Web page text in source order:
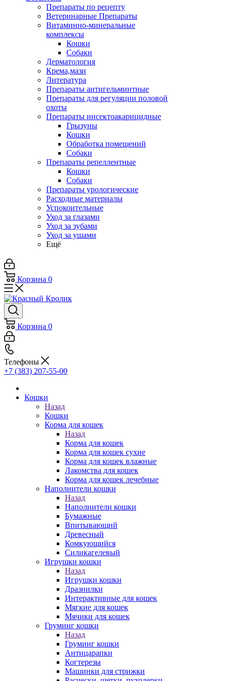
Препараты по рецепту
Ветеринарные Препараты
Витаминно-минеральные
комплексы
Кошки
Собаки
Дерматология
Крема,мази
Литература
Препараты антигельминтные
Препараты для регуляции половой
охоты
Препараты инсектоакарицидные
Грызуны
Кошки
Обработка помещений
Собаки
Препараты репеллентные
Кошки
Собаки
Препараты урологические
Расходные материалы
Успокоительные
Уход за глазами
Уход за зубами
Уход за ушами
Ещё
Корзина 0
Корзина 0
Телефоны
+7 (383) 207-55-00
Кошки
Назад
Кошки
Корма для кошек
Назад
Корма для кошек
Корма для кошек сухие
Корма для кошек влажные
Лакомства для кошек
Корма для кошек лечебные
Наполнители кошки
Назад
Наполнители кошки
Бумажные
Впитывающий
Древесный
Комкующийся
Силикагелевый
Игрушки кошки
Назад
Игрушки кошки
Дразнилки
Интерактивные для кошек
Мягкие для кошек
Мячики для кошек
Груминг кошки
Назад
Груминг кошки
Антицарапки
Когтерезы
Машинки для стрижки